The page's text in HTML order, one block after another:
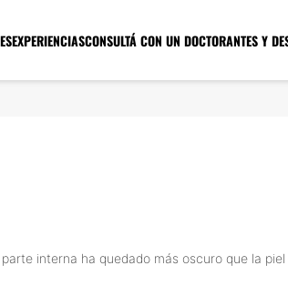
EXPERIENCIASCONSULTÁ CON UN DOCTORANTES Y
interna ha quedado más oscuro que la